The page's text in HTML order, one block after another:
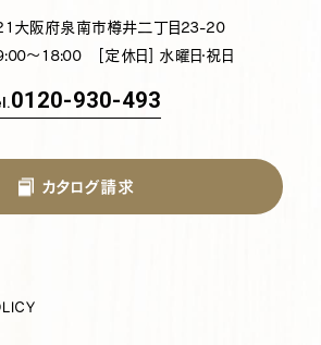
大阪府泉南市樽井二丁目23-20
～18:00 [定休日] 水曜日・祝日
0120-930-493
カタログ請求